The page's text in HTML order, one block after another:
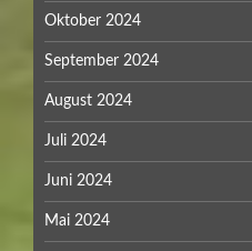
Oktober 2024
September 2024
August 2024
Juli 2024
Juni 2024
Mai 2024